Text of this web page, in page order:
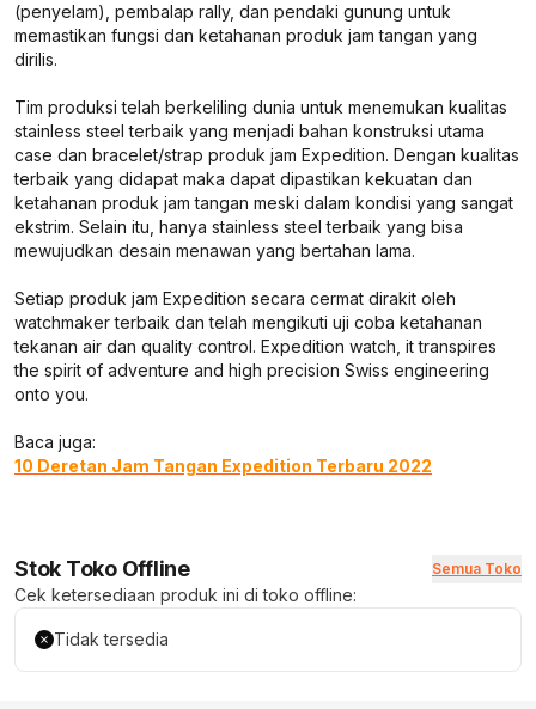
(penyelam), pembalap rally, dan pendaki gunung untuk
memastikan fungsi dan ketahanan produk jam tangan yang
dirilis.
Tim produksi telah berkeliling dunia untuk menemukan kualitas
stainless steel terbaik yang menjadi bahan konstruksi utama
case dan bracelet/strap produk jam Expedition. Dengan kualitas
terbaik yang didapat maka dapat dipastikan kekuatan dan
ketahanan produk jam tangan meski dalam kondisi yang sangat
ekstrim. Selain itu, hanya stainless steel terbaik yang bisa
mewujudkan desain menawan yang bertahan lama.
Setiap produk jam Expedition secara cermat dirakit oleh
watchmaker terbaik dan telah mengikuti uji coba ketahanan
tekanan air dan quality control. Expedition watch, it transpires
the spirit of adventure and high precision Swiss engineering
onto you.
Baca juga:
10 Deretan Jam Tangan Expedition Terbaru 2022
Stok Toko Offline Semua Toko
Cek ketersediaan produk ini di toko offline:
Tidak tersedia